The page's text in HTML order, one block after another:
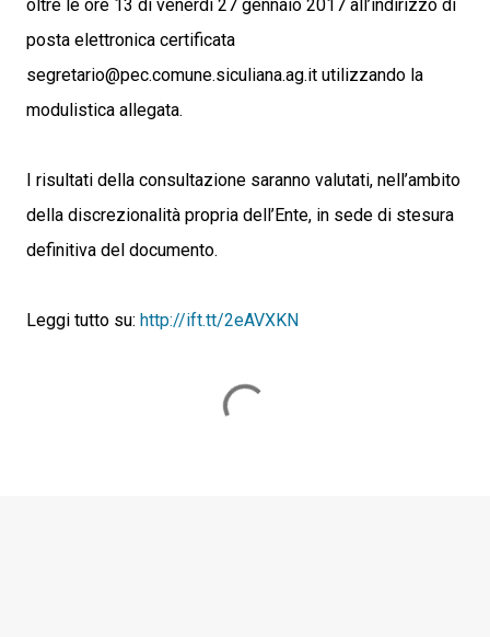
oltre le ore 13 di venerdì 27 gennaio 2017 all’indirizzo di
posta elettronica certificata
segretario@pec.comune.siculiana.ag.it utilizzando la
modulistica allegata.
I risultati della consultazione saranno valutati, nell’ambito
della discrezionalità propria dell’Ente, in sede di stesura
definitiva del documento.
Leggi tutto su: http://ift.tt/2eAVXKN